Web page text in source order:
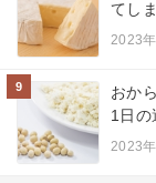
てし
2023
9
おか
1日の
2023